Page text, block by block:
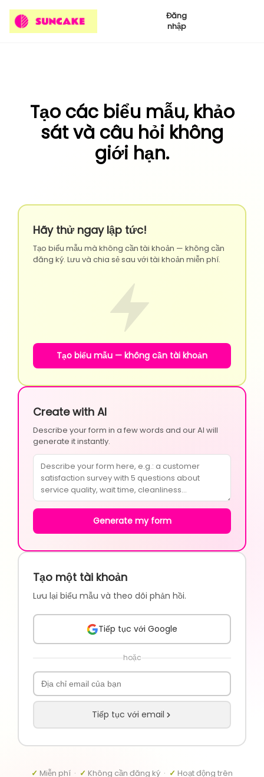
Đăng
nhập
Tạo các biểu mẫu, khảo
sát và câu hỏi không
giới hạn.
Hãy thử ngay lập tức!
Tạo biểu mẫu mà không cần tài khoản — không cần
đăng ký. Lưu và chia sẻ sau với tài khoản miễn phí.
Tạo biểu mẫu — không cần tài khoản
Create with AI
Describe your form in a few words and our AI will
generate it instantly.
Generate my form
Tạo một tài khoản
Lưu lại biểu mẫu và theo dõi phản hồi.
Tiếp tục với Google
hoặc
Tiếp tục với email
✓ Miễn phí · ✓ Không cần đăng ký · ✓ Hoạt động trên